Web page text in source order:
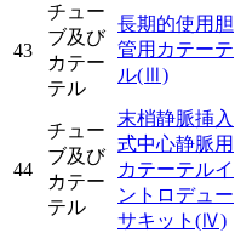
43
チュー
ブ及び
カテー
テル
長期的使用胆
管用カテーテ
ル(Ⅲ)
44
チュー
ブ及び
カテー
テル
末梢静脈挿入
式中心静脈用
カテーテルイ
ントロデュー
サキット (Ⅳ)